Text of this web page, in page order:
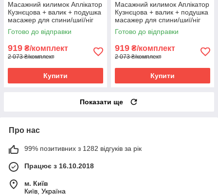
Масажний килимок Аплікатор
Кузнєцова + валик + подушка
масажер для спини/шиї/ніг
OSPORT Lotus Set (n-0003)
Сіро-бірюзовий
Готово до відправки
919 ₴/комплект
2 073 ₴/комплект
Купити
Масажний килимок Аплікатор
Кузнєцова + валик + подушка
масажер для спини/шиї/ніг
OSPORT Lotus Set (n-0003)
Сіро-небесний
Готово до відправки
919 ₴/комплект
2 073 ₴/комплект
Купити
Показати ще
Про нас
99% позитивних з 1282 відгуків за рік
Працює з 16.10.2018
м. Київ
Київ, Україна